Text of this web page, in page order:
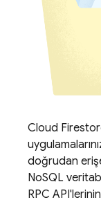
Cloud
doğrudan
NoSQL
RPC